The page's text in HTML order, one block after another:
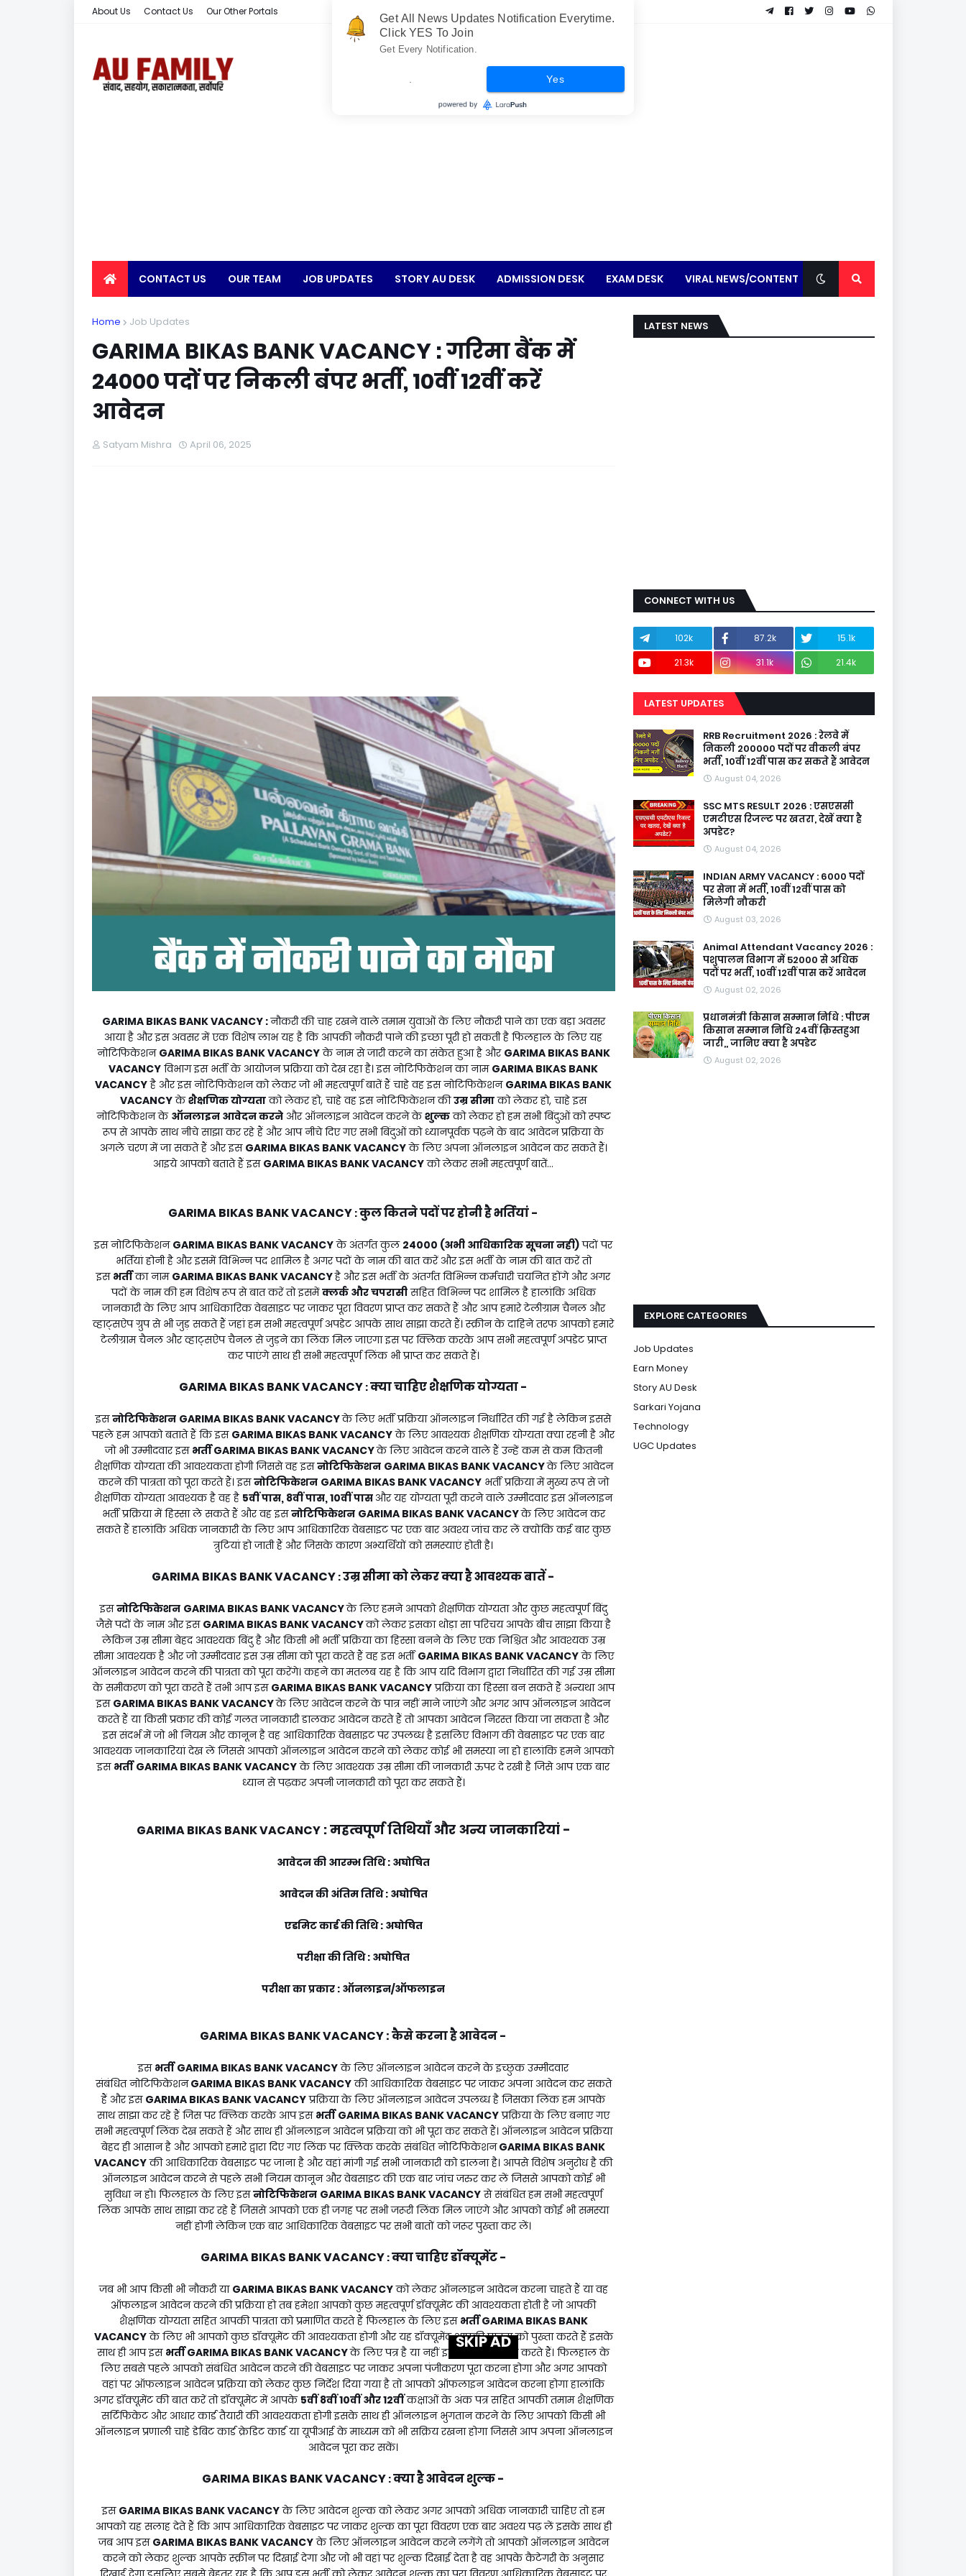
About Us Contact Us Our Other Portals
CONTACT US OUR TEAM JOB UPDATES STORY AU DESK ADMISSION DESK EXAM DESK VIRAL NEWS/CONTENT
EARN MONEY
Home Job Updates
GARIMA BIKAS BANK VACANCY : गरिमा बैंक में
24000 पदों पर निकली बंपर भर्ती, 10वीं 12वीं करें
आवेदन
Satyam Mishra April 06, 2025
GARIMA BIKAS BANK VACANCY :नौकरी की चाह रखने वाले तमाम युवाओं के लिए नौकरी पाने का एक बड़ा अवसर
आया है और इस अवसर में एक विशेष लाभ यह है कि आपकी नौकरी पाने की इच्छा पूरी हो सकती है फिलहाल के लिए यह
नोटिफिकेशन GARIMA BIKAS BANK VACANCYके नाम से जारी करने का संकेत हुआ है और GARIMA BIKAS BANK
VACANCY विभाग इस भर्ती के आयोजन प्रक्रिया को देख रहा है। इस नोटिफिकेशन का नाम GARIMA BIKAS BANK
VACANCYहै और इस नोटिफिकेशन को लेकर जो भी महत्वपूर्ण बातें हैं चाहे वह इस नोटिफिकेशन GARIMA BIKAS BANK
VACANCYकेशैक्षणिक योग्यताको लेकर हो, चाहे वह इस नोटिफिकेशन कीउम्र सीमाको लेकर हो, चाहे इस
नोटिफिकेशन के ऑनलाइन आवेदन करनेऔर ऑनलाइन आवेदन करने केशुल्कको लेकर हो हम सभी बिंदुओं को स्पष्ट
रूप से आपके साथ नीचे साझा कर रहे हैं और आप नीचे दिए गए सभी बिंदुओं को ध्यानपूर्वक पढ़ने के बाद आवेदन प्रक्रिया के
अगले चरण में जा सकते हैं और इस GARIMA BIKAS BANK VACANCYके लिए अपना ऑनलाइन आवेदन कर सकते हैं।
आइये आपको बताते हैं इस GARIMA BIKAS BANK VACANCYको लेकर सभी महत्वपूर्ण बातें...
GARIMA BIKAS BANK VACANCY :कुल कितने पदों पर होनी है भर्तियां -
इस नोटिफिकेशन GARIMA BIKAS BANK VACANCYके अंतर्गत कुल 24000 (अभी आधिकारिक सूचना नही)पदों पर
भर्तियां होनी है और इसमें विभिन्न पद शामिल है अगर पदों के नाम की बात करें और इस भर्ती के नाम की बात करें तो
इस भर्तीका नाम GARIMA BIKAS BANK VACANCYहै और इस भर्ती के अंतर्गत विभिन्न कर्मचारी चयनित होंगे और अगर
पदों के नाम की हम विशेष रूप से बात करें तो इसमेंक्लर्क और चपरासीसहित विभिन्न पद शामिल है हालांकि अधिक
जानकारी के लिए आप आधिकारिक वेबसाइट पर जाकर पूरा विवरण प्राप्त कर सकते हैं और आप हमारे टेलीग्राम चैनल और
व्हाट्सऐप ग्रुप से भी जुड़ सकते हैं जहां हम सभी महत्वपूर्ण अपडेट आपके साथ साझा करते हैं। स्क्रीन के दाहिने तरफ आपको हमारे
टेलीग्राम चैनल और व्हाट्सऐप चैनल से जुड़ने का लिंक मिल जाएगा इस पर क्लिक करके आप सभी महत्वपूर्ण अपडेट प्राप्त
कर पाएंगे साथ ही सभी महत्वपूर्ण लिंक भी प्राप्त कर सकते हैं।
GARIMA BIKAS BANK VACANCY :क्या चाहिए शैक्षणिक योग्यता -
इसनोटिफिकेशन GARIMA BIKAS BANK VACANCYके लिए भर्ती प्रक्रिया ऑनलाइन निर्धारित की गई है लेकिन इससे
पहले हम आपको बताते हैं कि इस GARIMA BIKAS BANK VACANCYके लिए आवश्यक शैक्षणिक योग्यता क्या रहनी है और
जो भी उम्मीदवार इस भर्तीGARIMA BIKAS BANK VACANCYके लिए आवेदन करने वाले हैं उन्हें कम से कम कितनी
शैक्षणिक योग्यता की आवश्यकता होगी जिससे वह इसनोटिफिकेशन GARIMA BIKAS BANK VACANCYके लिए आवेदन
करने की पात्रता को पूरा करते हैं। इसनोटिफिकेशन GARIMA BIKAS BANK VACANCYभर्ती प्रक्रिया में मुख्य रूप से जो
शैक्षणिक योग्यता आवश्यक है वह है 5वीं पास, 8वीं पास, 10वीं पास और यह योग्यता पूरी करने वाले उम्मीदवार इस ऑनलाइन
भर्ती प्रक्रिया में हिस्सा ले सकते हैं और वह इसनोटिफिकेशन GARIMA BIKAS BANK VACANCYके लिए आवेदन कर
सकते हैं हालांकि अधिक जानकारी के लिए आप आधिकारिक वेबसाइट पर एक बार अवश्य जांच कर लें क्योंकि कई बार कुछ
त्रुटियां हो जाती हैं और जिसके कारण अभ्यर्थियों को समस्याएं होती है।
GARIMA BIKAS BANK VACANCY :उम्र सीमा को लेकर क्या है आवश्यक बातें -
इसनोटिफिकेशन GARIMA BIKAS BANK VACANCYके लिए हमने आपको शैक्षणिक योग्यता और कुछ महत्वपूर्ण बिंदु
जैसे पदों के नाम और इस GARIMA BIKAS BANK VACANCYको लेकर इसका थोड़ा सा परिचय आपके बीच साझा किया है
लेकिन उम्र सीमा बेहद आवश्यक बिंदु है और किसी भी भर्ती प्रक्रिया का हिस्सा बनने के लिए एक निश्चित और आवश्यक उम्र
सीमा आवश्यक है और जो उम्मीदवार इस उम्र सीमा को पूरा करते हैं वह इस भर्तीGARIMA BIKAS BANK VACANCYके लिए
ऑनलाइन आवेदन करने की पात्रता को पूरा करेंगे। कहने का मतलब यह है कि आप यदि विभाग द्वारा निर्धारित की गई उम्र सीमा
के समीकरण को पूरा करते हैं तभी आप इस GARIMA BIKAS BANK VACANCYप्रक्रिया का हिस्सा बन सकते हैं अन्यथा आप
इस GARIMA BIKAS BANK VACANCYके लिए आवेदन करने के पात्र नहीं माने जाएंगे और अगर आप ऑनलाइन आवेदन
करते हैं या किसी प्रकार की कोई गलत जानकारी डालकर आवेदन करते हैं तो आपका आवेदन निरस्त किया जा सकता है और
इस संदर्भ में जो भी नियम और कानून है वह आधिकारिक वेबसाइट पर उपलब्ध है इसलिए विभाग की वेबसाइट पर एक बार
आवश्यक जानकारियां देख लें जिससे आपको ऑनलाइन आवेदन करने को लेकर कोई भी समस्या ना हो हालांकि हमने आपको
इस भर्ती GARIMA BIKAS BANK VACANCYके लिए आवश्यक उम्र सीमा की जानकारी ऊपर दे रखी है जिसे आप एक बार
ध्यान से पढ़कर अपनी जानकारी को पूरा कर सकते हैं।
GARIMA BIKAS BANK VACANCY:महत्वपूर्ण तिथियाँ और अन्य जानकारियां -
आवेदन की आरम्भ तिथि : अघोषित
आवेदन की अंतिम तिथि : अघोषित
एडमिट कार्ड की तिथि : अघोषित
परीक्षा की तिथि : अघोषित
परीक्षा का प्रकार : ऑनलाइन/ऑफलाइन
GARIMA BIKAS BANK VACANCY:कैसे करना है आवेदन -
इस भर्ती GARIMA BIKAS BANK VACANCYके लिए ऑनलाइन आवेदन करने के इच्छुक उम्मीदवार
संबंधित नोटिफिकेशन GARIMA BIKAS BANK VACANCYकी आधिकारिक वेबसाइट पर जाकर अपना आवेदन कर सकते
हैं और इस GARIMA BIKAS BANK VACANCYप्रक्रिया के लिए ऑनलाइन आवेदन उपलब्ध है जिसका लिंक हम आपके
साथ साझा कर रहे हैं जिस पर क्लिक करके आप इस भर्ती GARIMA BIKAS BANK VACANCYप्रक्रिया के लिए बनाए गए
सभी महत्वपूर्ण लिंक देख सकते हैं और साथ ही ऑनलाइन आवेदन प्रक्रिया को भी पूरा कर सकते हैं। ऑनलाइन आवेदन प्रक्रिया
बेहद ही आसान है और आपको हमारे द्वारा दिए गए लिंक पर क्लिक करके संबंधित नोटिफिकेशन GARIMA BIKAS BANK
VACANCYकी आधिकारिक वेबसाइट पर जाना है और वहां मांगी गई सभी जानकारी को डालना है। आपसे विशेष अनुरोध है की
ऑनलाइन आवेदन करने से पहले सभी नियम कानून और वेबसाइट की एक बार जांच जरुर कर लें जिससे आपको कोई भी
सुविधा न हो। फिलहाल के लिए इसनोटिफिकेशन GARIMA BIKAS BANK VACANCYसे संबंधित हम सभी महत्वपूर्ण
लिंक आपके साथ साझा कर रहे हैं जिससे आपको एक ही जगह पर सभी जरूरी लिंक मिल जाएंगे और आपको कोई भी समस्या
नहीं होगी लेकिन एक बार आधिकारिक वेबसाइट पर सभी बातों को जरूर पुख्ता कर लें।
GARIMA BIKAS BANK VACANCY:क्या चाहिए डॉक्यूमेंट -
जब भी आप किसी भी नौकरी या GARIMA BIKAS BANK VACANCYको लेकर ऑनलाइन आवेदन करना चाहते हैं या वह
ऑफलाइन आवेदन करने की प्रक्रिया हो तब हमेशा आपको कुछ महत्वपूर्ण डॉक्यूमेंट की आवश्यकता होती है जो आपकी
शैक्षणिक योग्यता सहित आपकी पात्रता को प्रमाणित करते हैं फिलहाल के लिए इस भर्तीGARIMA BIKAS BANK
VACANCYके लिए भी आपको कुछ डॉक्यूमेंट की आवश्यकता होगी और यह डॉक्यूमेंट आपकी पात्रता को पुख्ता करते हैं इसके
साथ ही आप इस भर्तीGARIMA BIKAS BANK VACANCYके लिए पत्र है या नहीं इसका भी निर्धारण करते हैं। फिलहाल के
लिए सबसे पहले आपको संबंधित आवेदन करने की वेबसाइट पर जाकर अपना पंजीकरण पूरा करना होगा और अगर आपको
वहां पर ऑफलाइन आवेदन प्रक्रिया को लेकर कुछ निर्देश दिया गया है तो आपको ऑफलाइन आवेदन करना होगा हालांकि
अगर डॉक्यूमेंट की बात करें तो डॉक्यूमेंट में आपके 5वीं 8वीं 10वीं और 12वींकक्षाओं के अंक पत्र सहित आपकी तमाम शैक्षणिक
सर्टिफिकेट और आधार कार्ड तैयारी की आवश्यकता होगी इसके साथ ही ऑनलाइन भुगतान करने के लिए आपको किसी भी
ऑनलाइन प्रणाली चाहे डेबिट कार्ड क्रेडिट कार्ड या यूपीआई के माध्यम को भी सक्रिय रखना होगा जिससे आप अपना ऑनलाइन
आवेदन पूरा कर सकें।
GARIMA BIKAS BANK VACANCY :क्या है आवेदन शुल्क -
इस GARIMA BIKAS BANK VACANCYके लिए आवेदन शुल्क को लेकर अगर आपको अधिक जानकारी चाहिए तो हम
आपको यह सलाह देते हैं कि आप आधिकारिक वेबसाइट पर जाकर शुल्क का पूरा विवरण एक बार अवश्य पढ़ लें इसके साथ ही
जब आप इस GARIMA BIKAS BANK VACANCYके लिए ऑनलाइन आवेदन करने लगेंगे तो आपको ऑनलाइन आवेदन
करने को लेकर शुल्क आपके स्क्रीन पर दिखाई देगा और जो भी वहां पर शुल्क दिखाई देता है वह आपके कैटेगरी के अनुसार
LATEST NEWS
CONNECT WITH US
102k 87.2k
15.1k
21.3k
31.1k 21.4k
LATEST UPDATES
RRB Recruitment 2026 : रेलवे में
निकली 200000 पदों पर वीकली बंपर
भर्ती, 10वीं 12वीं पास कर सकते हैं आवेदन
August 04, 2026
SSC MTS RESULT 2026 : एसएससी
एमटीएस रिजल्ट पर खतरा, देखें क्या है
अपडेट?
August 04, 2026
INDIAN ARMY VACANCY : 6000 पदों
पर सेना में भर्ती, 10वीं 12वीं पास को
मिलेगी नौकरी
August 03, 2026
Animal Attendant Vacancy 2026 :
पशुपालन विभाग में 52000 से अधिक
पदों पर भर्ती, 10वीं 12वीं पास करें आवेदन
August 02, 2026
प्रधानमंत्री किसान सम्मान निधि : पीएम
किसान सम्मान निधि 24वीं क़िस्तहुआ
जारी,, जानिए क्या है अपडेट
August 02, 2026
EXPLORE CATEGORIES
Job Updates
Earn Money
Story AU Desk
Sarkari Yojana
Technology
UGC Updates
SKIP AD
Get All News Updates Notification Everytime.
Click YES To Join
Get Every Notification.
Yes